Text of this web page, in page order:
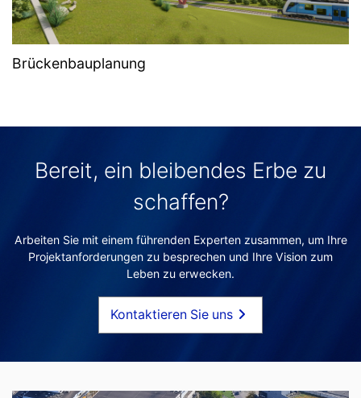
Brückenbauplanung
Bereit, ein bleibendes Erbe zu
schaffen?
Arbeiten Sie mit einem führenden Experten zusammen, um Ihre
Projektanforderungen zu besprechen und Ihre Vision zum
Leben zu erwecken.
Kontaktieren Sie uns